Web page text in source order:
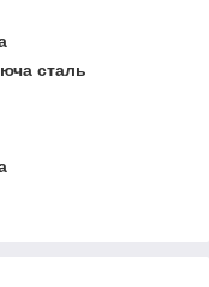
сталь